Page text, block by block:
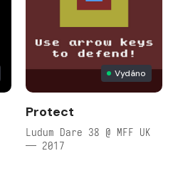
Vydáno
Protect
Ludum Dare 38 @ MFF UK
— 2017